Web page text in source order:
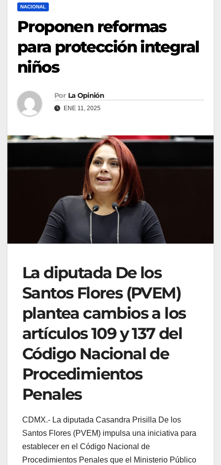
NACIONAL
Proponen reformas
para protección integral
niños
Por La Opinión
ENE 11, 2025
La diputada De los
Santos Flores (PVEM)
plantea cambios a los
artículos 109 y 137 del
Código Nacional de
Procedimientos
Penales
CDMX.- La diputada Casandra Prisilla De los
Santos Flores (PVEM) impulsa una iniciativa para
establecer en el Código Nacional de
Procedimientos Penales que el Ministerio Público